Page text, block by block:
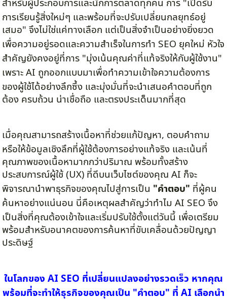
การเรียนรู้สิ่งใหม่ๆ และพร้อมที่จะปรับเปลี่ยนกลยุทธ์อยู่
เสมอ" จึงไม่ใช่แค่ทางเลือก แต่เป็นสิ่งจำเป็นอย่างยิ่งยวด
เพื่อความอยู่รอดและความสำเร็จในการทำ SEO ยุคใหม่ หัวใจ
สำคัญยังคงอยู่ที่การ "มุ่งเน้นคุณค่าที่แท้จริงให้กับผู้ใช้งาน"
เพราะ AI ถูกออกแบบมาเพื่อทำความเข้าใจความต้องการ
ของผู้ใช้ได้อย่างลึกซึ้ง และมุ่งมั่นที่จะนำเสนอคำตอบที่ถูก
ต้อง ครบถ้วน น่าเชื่อถือ และตรงประเด็นมากที่สุด
เมื่อคุณสามารถสร้างเนื้อหาที่ช่วยแก้ปัญหา, ตอบคำถาม
หรือให้ข้อมูลเชิงลึกที่ผู้ใช้ต้องการอย่างแท้จริง และเน้นที่
คุณภาพของเนื้อหามากกว่าปริมาณ พร้อมทั้งสร้าง
ประสบการณ์ผู้ใช้ (UX) ที่ดีบนเว็บไซต์ของคุณ AI ก็จะ
พิจารณานำพาธุรกิจของคุณไปสู่การเป็น "คำตอบ" ที่ผู้คน
ค้นหาอย่างแน่นอน นี่คือเหตุผลสำคัญว่าทำไม AI SEO จึง
เป็นสิ่งที่คุณต้องเข้าใจและเริ่มปรับใช้ตั้งแต่วันนี้ เพื่อเตรียม
พร้อมสำหรับอนาคตของการค้นหาที่ขับเคลื่อนด้วยปัญญา
ประดิษฐ์
ในโลกของ AI SEO ที่เปลี่ยนแปลงอย่างรวดเร็ว หากคุณ
พร้อมที่จะทำให้ธุรกิจของคุณเป็น "คำตอบ" ที่ AI เลือกนำ